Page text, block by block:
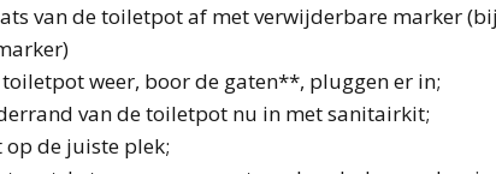
van de toiletpot af met verwijderbare marker
weer, boor de gaten**, pluggen er in;
van de toiletpot nu in met sanitairkit;
op de juiste plek;